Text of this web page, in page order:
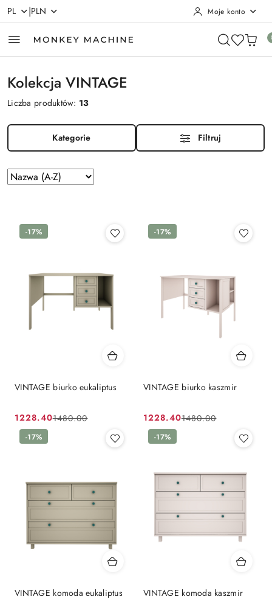
Przejdź do treści głównej
Przejdź do wyszukiwarki
Przejdź do moje konto
Przejdź do menu głównego
Przejdź do stopki
PL |PLN Moje konto
Kolekcja VINTAGE
Liczba produktów: 13
Kategorie Filtruj
Zastosowano
sortowanie:
Sortuj
według
VINTAGE biurko eukaliptus
Cena
promocyjna:
1228.40
Cena
przed
1480.00
-17%
VINTAGE biurko kaszmir
Cena
promocyjna:
1228.40
Cena
przed
1480.00
-17%
VINTAGE komoda eukaliptus
-17%
VINTAGE komoda kaszmir
-17%